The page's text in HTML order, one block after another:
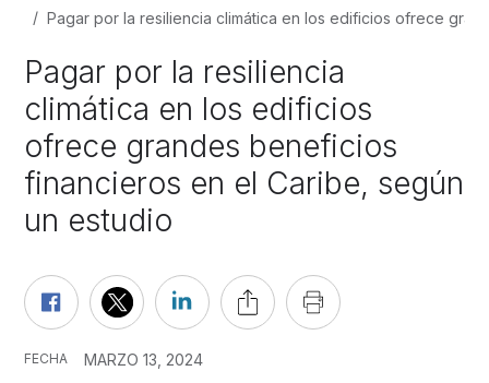
Pagar por la resiliencia climática en los edificios ofrece
Pagar por la resiliencia
climática en los edificios
ofrece grandes beneficios
financieros en el Caribe, según
un estudio
FECHA MARZO 13, 2024